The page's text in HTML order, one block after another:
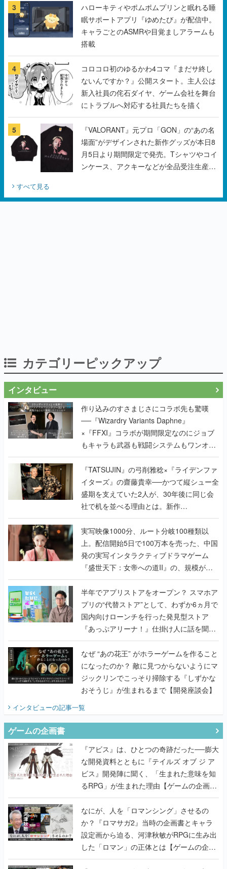
搭載
4
コロコロ初のゆるかわ4コマ『まだサ終し
ないんですか？』公開スタート。主人公は
新入社員の侘石ダイヤ、ゲーム会社を舞台
にトラブルへ対応する社員たちを描く
5
『VALORANT』元プロ「GON」の“あの名
場面”がデザインされた新作グッズが本日8
月5日より期間限定で発売。Tシャツやコイ
ンケース、アクキーなどが全品受注生産で
登場、過去に発売したグッズの再販も
すべて見る
作り込みのすさまじさにコラボ先も驚嘆
──『Wizardry Variants Daphne』
もキャラも武器も戦闘システムもワンオフ
で作り込まれた理由を両ディレクターに聞
く
『TATSUJIN』の弓削雅稔×『ライデンファ
イターズ』の齋藤貴幸──かつて縦シュー全
盛期を支えていた2人が、30年後に同じ会
社で机を並べる理由とは。新作
『TATSUJIN EXTREME』で初タッグを組
んだレジェンド2人に訊く開発秘話
実写映像1000分、ルート分岐100種類以
上。配信開始5日で100万本を売った、中国
発の実写インタラクティブドラマゲーム
『盛世天下：女帝への道II』の、規模が違
うこだわりをプロデューサーに聞いた
半年でアプリストアをオープン？ スマホア
プリの“代替ストア”として、わずか6ヵ月で
国内向けローンチを行った発見型ストア
『あっぷアリーナ！』仕掛け人に話を聞い
てみた
なぜ “あの花王” がホラーゲームを作ること
になったのか？ 敵に見つからないようにマ
ジックリンでこっそり掃除する『しずかな
おそうじ』が生まれるまで【開発座談会】
インタビューの記事一覧
『アビス』は、ひとつの奇跡だった──膨大
な開発資料とともに『テイルズ オブ ジ ア
るRPG」が生まれた理由【ゲームの企画
書】
なにが、人を「ロマンシング」させるの
か？『ロマサガ2』当時の企画書とキャラ
設定画から迫る、河津秋敏がRPGに生み出
した「ロマン」の正体とは【ゲームの企画
書】
『ガンパレ』の企画書、ついに公開━初代
PSの伝説的タイトルは、なぜ生まれたの
か？そして『LOOP8』へ受け継がれたもの